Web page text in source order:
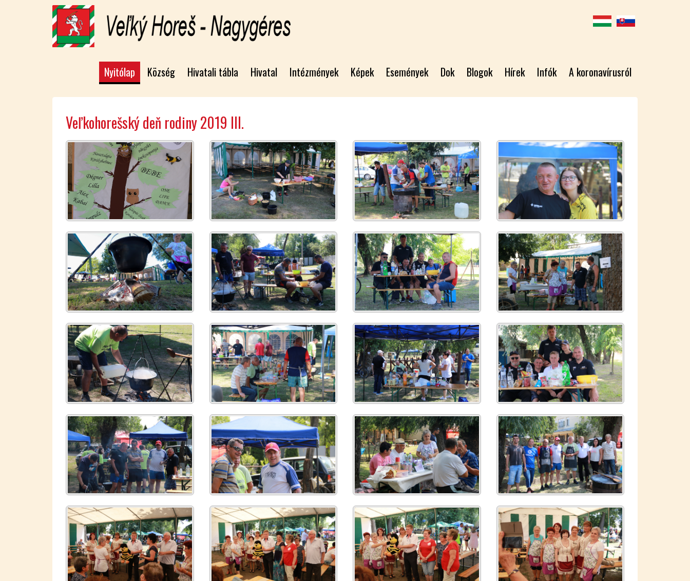
Nyitólap Község Hivatali tábla Hivatal Intézmények Képek Események Dok Blogok Hírek Infók A koronavírusról
Veľkohorešský deň rodiny 2019 III.